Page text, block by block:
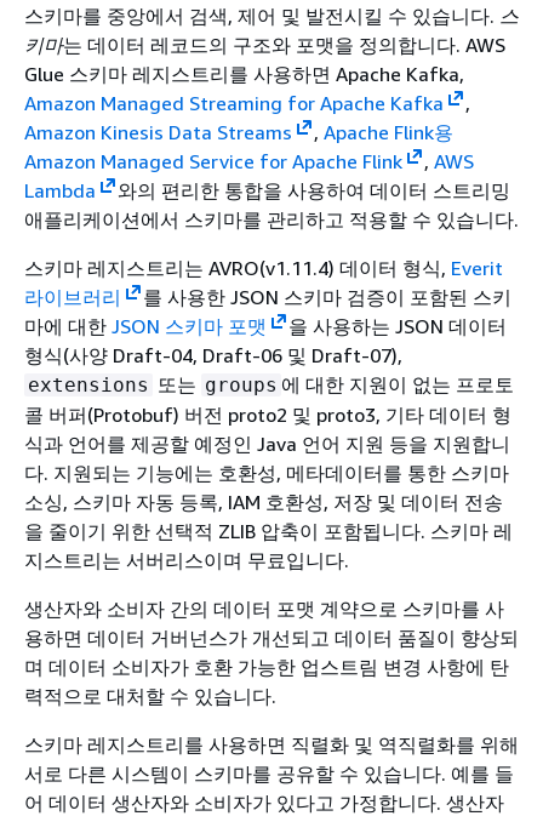
스키마를 중앙에서 검색, 제어 및 발전시킬 수 있습니다. 스
키마는 데이터 레코드의 구조와 포맷을 정의합니다. AWS
Glue 스키마 레지스트리를 사용하면 Apache Kafka,
Amazon Managed Streaming for Apache Kafka
,
Amazon Kinesis Data Streams
, Apache Flink용
Amazon Managed Service for Apache Flink
, AWS
Lambda
와의 편리한 통합을 사용하여 데이터 스트리밍
애플리케이션에서 스키마를 관리하고 적용할 수 있습니다.
스키마 레지스트리는 AVRO(v1.11.4) 데이터 형식, Everit
라이브러리
를 사용한 JSON 스키마 검증이 포함된 스키
마에 대한 JSON 스키마 포맷
을 사용하는 JSON 데이터
형식(사양 Draft-04, Draft-06 및 Draft-07),
extensions 또는 groups 에 대한 지원이 없는 프로토
콜 버퍼(Protobuf) 버전 proto2 및 proto3, 기타 데이터 형
식과 언어를 제공할 예정인 Java 언어 지원 등을 지원합니
다. 지원되는 기능에는 호환성, 메타데이터를 통한 스키마
소싱, 스키마 자동 등록, IAM 호환성, 저장 및 데이터 전송
을 줄이기 위한 선택적 ZLIB 압축이 포함됩니다. 스키마 레
지스트리는 서버리스이며 무료입니다.
생산자와 소비자 간의 데이터 포맷 계약으로 스키마를 사
용하면 데이터 거버넌스가 개선되고 데이터 품질이 향상되
며 데이터 소비자가 호환 가능한 업스트림 변경 사항에 탄
력적으로 대처할 수 있습니다.
스키마 레지스트리를 사용하면 직렬화 및 역직렬화를 위해
서로 다른 시스템이 스키마를 공유할 수 있습니다. 예를 들
어 데이터 생산자와 소비자가 있다고 가정합니다. 생산자